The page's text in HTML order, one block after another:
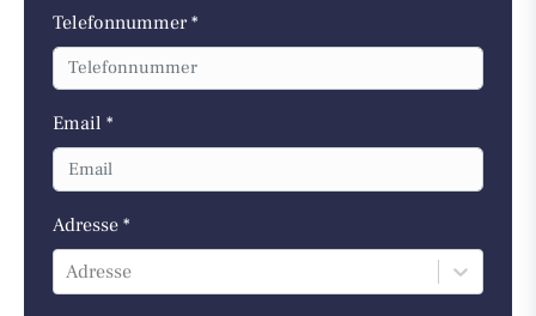
Telefonnummer *
Email *
Adresse *
Adresse